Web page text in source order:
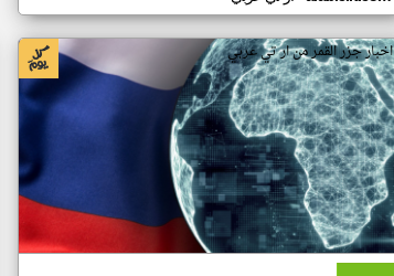
اخبار جزر القمر من ار تي عربي